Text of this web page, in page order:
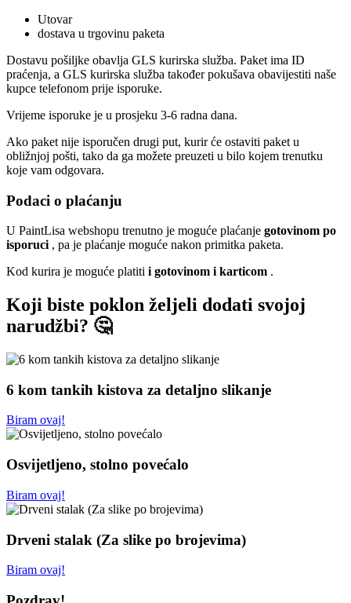
Utovar
dostava u trgovinu paketa
Dostavu pošiljke obavlja GLS kurirska služba. Paket ima ID
praćenja, a GLS kurirska služba također pokušava obavijestiti naše
kupce telefonom prije isporuke.
Vrijeme isporuke je u prosjeku 3-6 radna dana.
Ako paket nije isporučen drugi put, kurir će ostaviti paket u
obližnjoj pošti, tako da ga možete preuzeti u bilo kojem trenutku
koje vam odgovara.
Podaci o plaćanju
U PaintLisa webshopu trenutno je moguće plaćanje gotovinom po
isporuci , pa je plaćanje moguće nakon primitka paketa.
Kod kurira je moguće platiti i gotovinom i karticom .
Koji biste poklon željeli dodati svojoj
narudžbi? 🤔
6 kom tankih kistova za detaljno slikanje
Biram ovaj!
Osvijetljeno, stolno povećalo
Biram ovaj!
Drveni stalak (Za slike po brojevima)
Biram ovaj!